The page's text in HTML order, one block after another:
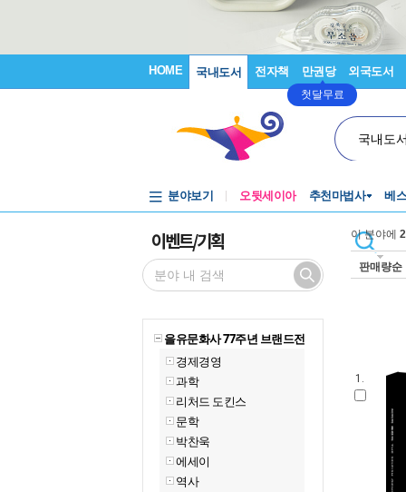
HOME 국내도서 전자책 만권당
첫달무료
외국도서
국내도
분야보기 오뒷세이아 추천마법사 베
이벤트/기획
을유문화사 77주년 브랜드전
경제경영
과학
리처드 도킨스
문학
박찬욱
에세이
역사
이 분야에
판매량순
1.